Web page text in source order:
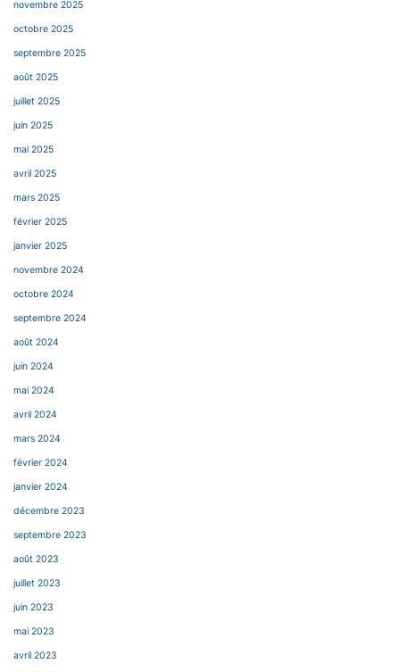
novembre 2025
octobre 2025
septembre 2025
août 2025
juillet 2025
juin 2025
mai 2025
avril 2025
mars 2025
février 2025
janvier 2025
novembre 2024
octobre 2024
septembre 2024
août 2024
juin 2024
mai 2024
avril 2024
mars 2024
février 2024
janvier 2024
décembre 2023
septembre 2023
août 2023
juillet 2023
juin 2023
mai 2023
avril 2023